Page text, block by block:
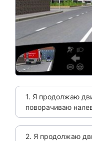
1. Я продолжаю
поворачиваю
2. Я продолжаю